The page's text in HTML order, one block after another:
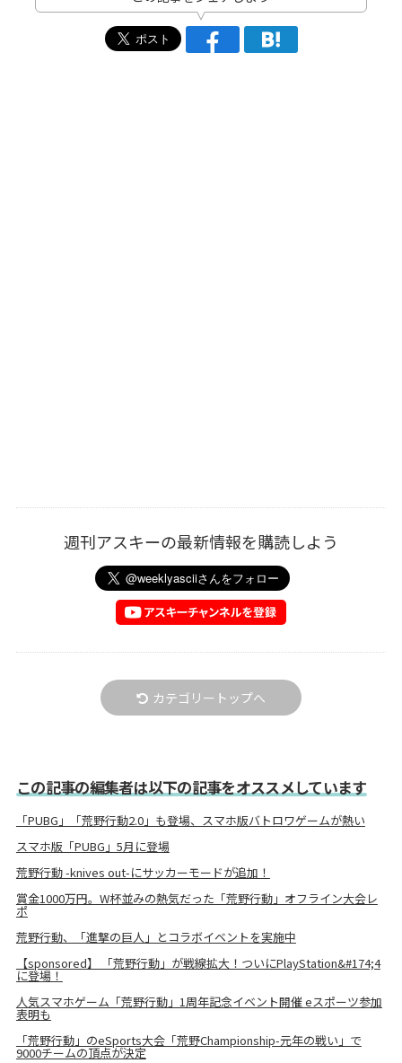
週刊アスキーの最新情報を購読しよう
カテゴリートップへ
この記事の編集者は以下の記事をオススメしています
「PUBG」「荒野行動2.0」も登場、スマホ版バトロワゲームが熱い
スマホ版「PUBG」5月に登場
荒野行動 -knives out-にサッカーモードが追加！
賞金1000万円。W杯並みの熱気だった「荒野行動」オフライン大会レ
ポ
荒野行動、「進撃の巨人」とコラボイベントを実施中
【sponsored】 「荒野行動」が戦線拡大！ついにPlayStation&#174;4
に登場！
人気スマホゲーム「荒野行動」1周年記念イベント開催 eスポーツ参加
表明も
「荒野行動」のeSports大会「荒野Championship-元年の戦い」で
9000チームの頂点が決定